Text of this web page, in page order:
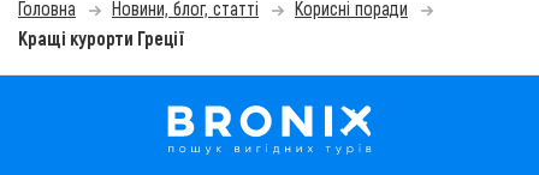
Головна Новини, блог, статті
Корисні поради
Кращі курорти Греції